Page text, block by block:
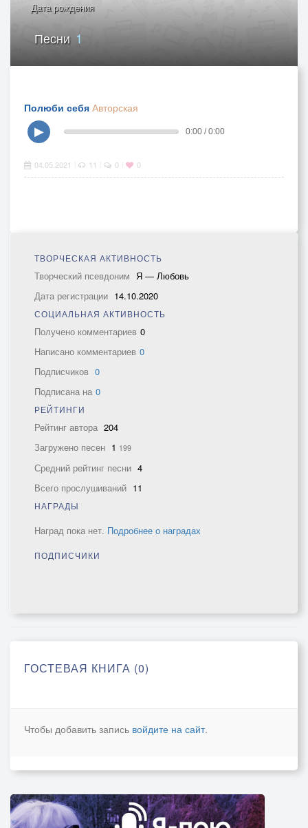
Дата рождения
Песни 1
Полюби себя Авторская
▶
0:00 / 0:00
04.05.2021 11 0 0
ТВОРЧЕСКАЯ АКТИВНОСТЬ
Творческий псевдоним Я — Любовь
Дата регистрации 14.10.2020
СОЦИАЛЬНАЯ АКТИВНОСТЬ
Получено комментариев 0
Написано комментариев 0
Подписчиков 0
Подписана на 0
РЕЙТИНГИ
Рейтинг автора 204
Загружено песен 1 199
Средний рейтинг песни 4
Всего прослушиваний 11
НАГРАДЫ
Наград пока нет. Подробнее о наградах
ПОДПИСЧИКИ
ГОСТЕВАЯ КНИГА (0)
Чтобы добавить запись войдите на сайт.